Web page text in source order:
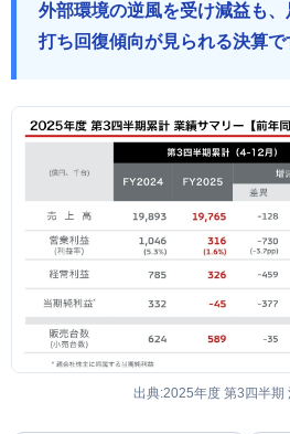
外部環境の逆風を受け減益も
打ち回復傾向が見られる決算で
出典:2025年度 第3四半期